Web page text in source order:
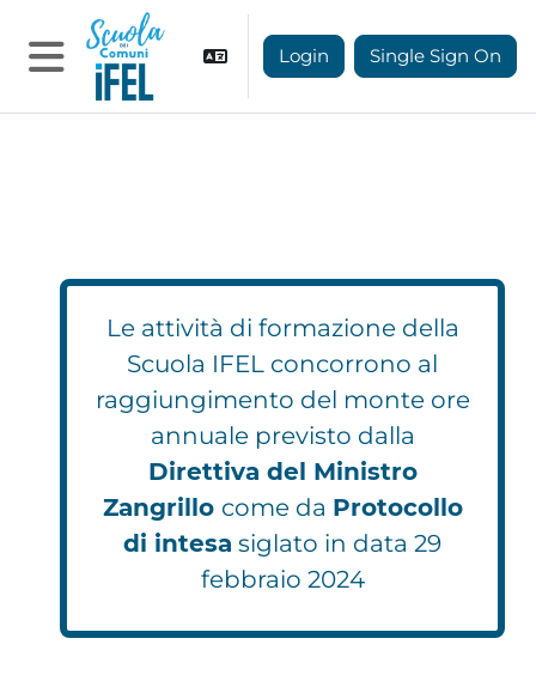
Vai al contenuto principale
Pannello laterale
Login Single Sign On
Le attività di formazione della
Scuola IFEL concorrono al
raggiungimento del monte ore
annuale previsto dalla
Direttiva del Ministro
Zangrillo come da Protocollo
di intesa siglato in data 29
febbraio 2024